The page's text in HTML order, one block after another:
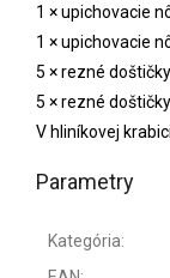
1 × upichovacie
1 × upichovacie
5 × rezné
5 × rezné
V hliníkovej krabici
Parametry
Kategória: